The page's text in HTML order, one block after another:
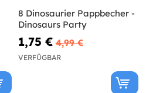
8 Dinosaurier Pappbecher -
Dinosaurs Party
1,75 € 4,99 €
VERFÜGBAR